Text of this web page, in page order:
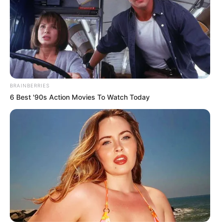
Motos e bicicletas para ACS e ACE: veja o
passo a passo para conseguir o benefício.
FNARAS em Brasília: Senado pode
promulgar PEC 14 em semana de
Presidente Kennedy (ES) abre processo
seletivo para Agentes de Saúde e de
Combate às Endemias.
PEC 14: o que acontece com quinquênio,
triênio e sexta-parte na aposentadoria?
DESTAQUES DO MÊS
BRAINBERRIES
6 Best '90s Action Movies To Watch Today